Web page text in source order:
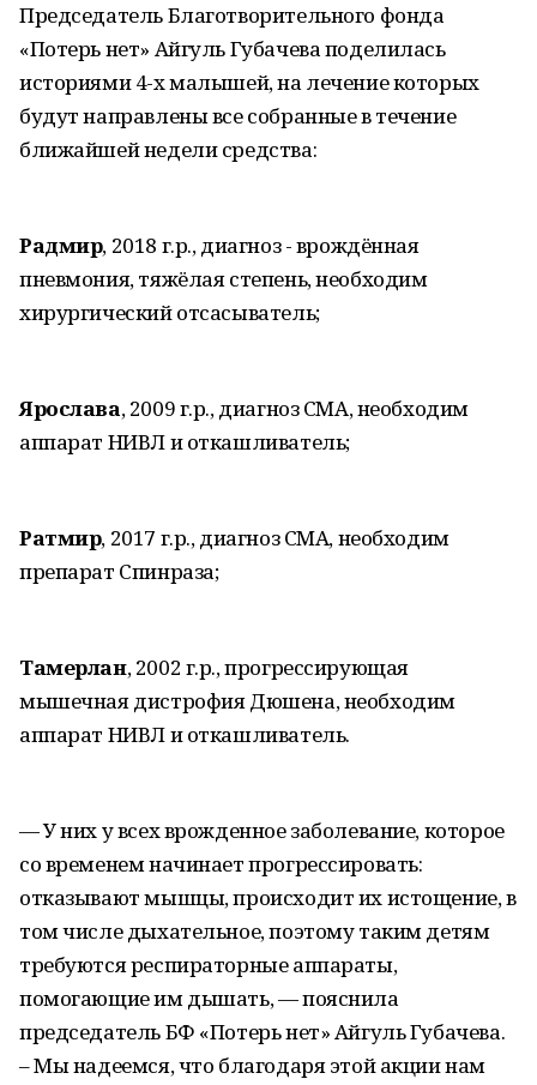
Председатель Благотворительного фонда
«Потерь нет» Айгуль Губачева поделилась
историями 4-х малышей, на лечение которых
будут направлены все собранные в течение
ближайшей недели средства:
Радмир, 2018 г.р., диагноз - врождённая
пневмония, тяжёлая степень, необходим
хирургический отсасыватель;
Ярослава, 2009 г.р., диагноз СМА, необходим
аппарат НИВЛ и откашливатель;
Ратмир, 2017 г.р., диагноз СМА, необходим
препарат Спинраза;
Тамерлан, 2002 г.р., прогрессирующая
мышечная дистрофия Дюшена, необходим
аппарат НИВЛ и откашливатель.
— У них у всех врожденное заболевание, которое
со временем начинает прогрессировать:
отказывают мышцы, происходит их истощение, в
том числе дыхательное, поэтому таким детям
требуются респираторные аппараты,
помогающие им дышать, — пояснила
председатель БФ «Потерь нет» Айгуль Губачева.
– Мы надеемся, что благодаря этой акции нам